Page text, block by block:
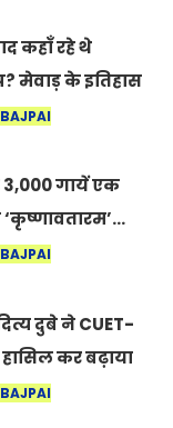
कहाँ रहे थे
मेवाड़ के इतिहास
जो आज भी
3,000 गायें एक
नज़ारा कि
दुबे ने CUET-
हासिल कर बढ़ाया